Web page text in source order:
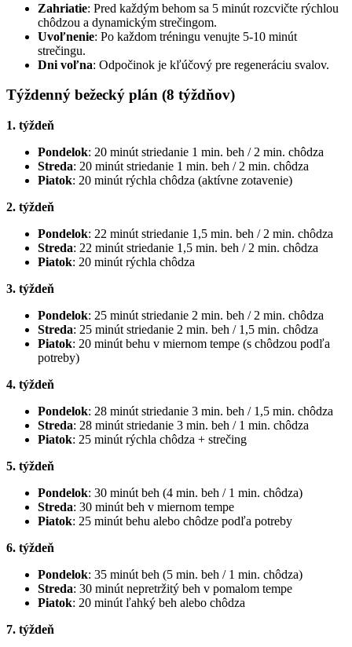
Zahriatie: Pred každým behom sa 5 minút rozcvičte rýchlou
chôdzou a dynamickým strečingom.
Uvoľnenie: Po každom tréningu venujte 5-10 minút
strečingu.
Dni voľna: Odpočinok je kľúčový pre regeneráciu svalov.
Týždenný bežecký plán (8 týždňov)
1. týždeň
Pondelok: 20 minút striedanie 1 min. beh / 2 min. chôdza
Streda: 20 minút striedanie 1 min. beh / 2 min. chôdza
Piatok: 20 minút rýchla chôdza (aktívne zotavenie)
2. týždeň
Pondelok: 22 minút striedanie 1,5 min. beh / 2 min. chôdza
Streda: 22 minút striedanie 1,5 min. beh / 2 min. chôdza
Piatok: 20 minút rýchla chôdza
3. týždeň
Pondelok: 25 minút striedanie 2 min. beh / 2 min. chôdza
Streda: 25 minút striedanie 2 min. beh / 1,5 min. chôdza
Piatok: 20 minút behu v miernom tempe (s chôdzou podľa
potreby)
4. týždeň
Pondelok: 28 minút striedanie 3 min. beh / 1,5 min. chôdza
Streda: 28 minút striedanie 3 min. beh / 1 min. chôdza
Piatok: 25 minút rýchla chôdza + strečing
5. týždeň
Pondelok: 30 minút beh (4 min. beh / 1 min. chôdza)
Streda: 30 minút beh v miernom tempe
Piatok: 25 minút behu alebo chôdze podľa potreby
6. týždeň
Pondelok: 35 minút beh (5 min. beh / 1 min. chôdza)
Streda: 30 minút nepretržitý beh v pomalom tempe
Piatok: 20 minút ľahký beh alebo chôdza
7. týždeň